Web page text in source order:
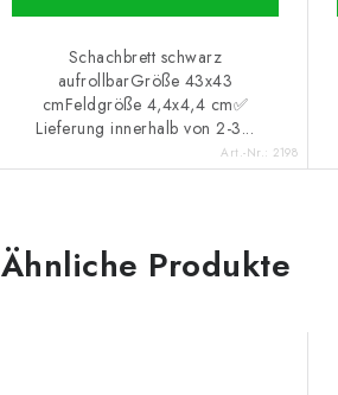
Schachbrett schwarz
aufrollbarGröße 43x43
cmFeldgröße 4,4x4,4 cm✅
Lieferung innerhalb von 2-3...
Art.-Nr.: 2198
Ähnliche Produkte